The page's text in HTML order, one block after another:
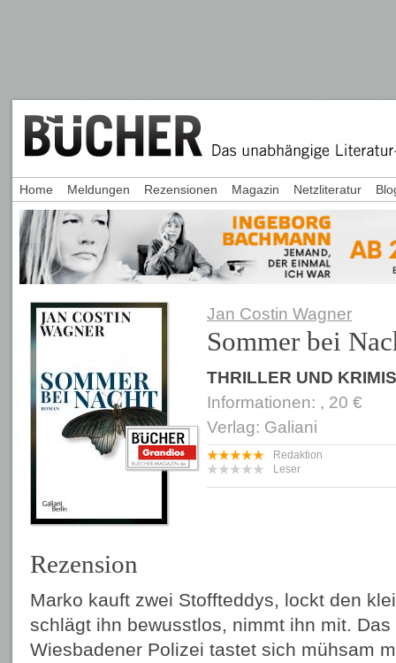
Jan Costin Wagner
Sommer bei
THRILLER UND KRIMIS
Informationen: , 20 €
Verlag: Galiani
Redaktion
Leser
Rezension
Marko kauft zwei Stoffteddys, lockt den
schlägt ihn bewusstlos, nimmt ihn mit.
Wiesbadener Polizei tastet sich mühsam
Home Meldungen Rezensionen Magazin Netzliteratur